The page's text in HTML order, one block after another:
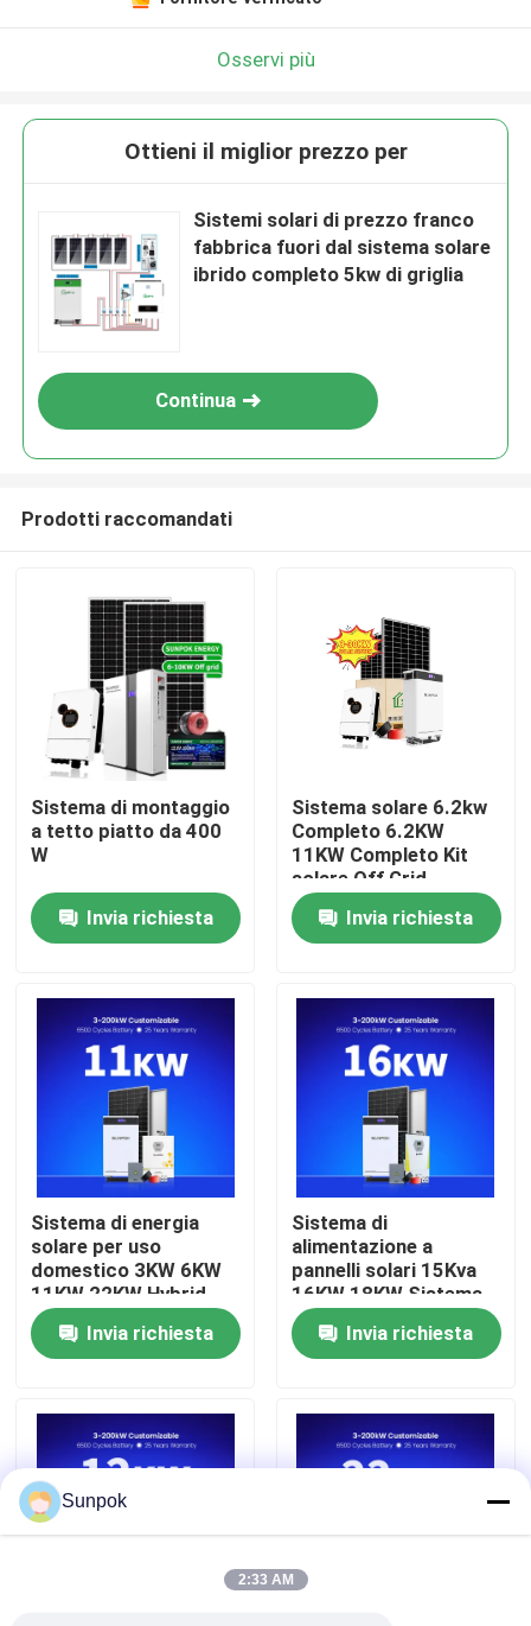
Ti richiameremo presto!
Invia
Casa.
Prodotti
Chi Siamo
Visita alla fabbrica
Controllo della qualità
Notizie
Casi
Osservi più
Ottieni il miglior prezzo per
Sistemi solari di prezzo franco
fabbrica fuori dal sistema solare
ibrido completo 5kw di griglia
Continua
Prodotti raccomandati
Sistema di montaggio
a tetto piatto da 400
W
Invia richiesta
Sistema solare 6.2kw
Completo 6.2KW
11KW Completo Kit
solare Off Grid
Sistema di pannelli
solari per la casa
Sistema di energia
Invia richiesta
Sistema di energia
solare per uso
domestico 3KW 6KW
11KW 22KW Hybrid
Off-Grid Solar Panel
Farms LifePo4 Battery
Off-Grid Solar Panel
Invia richiesta
Sistema di
alimentazione a
pannelli solari 15Kva
16KW 18KW Sistema
di energia solare
fotovoltaica ibrida
completa per la casa
Invia richiesta
Sunpok
2:33 AM